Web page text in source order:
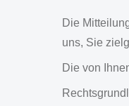
Die
uns, Sie
Die von